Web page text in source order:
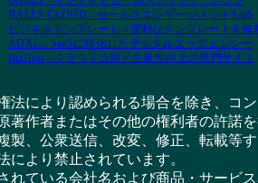
BALES CLOUD - セールスエンゲージメントSaaS
ビジネステンプレート - 便利なテンプレートを無
ADXL - SaaSに特化したデジタルエージェンシー
BizHint - クラウド活用と生産性向上の専門サイト
法により認められる場合を除き、コ
著作者またはその他の権利者の許諾
製、公衆送信、改変、修正、転載等
により禁止されています。
れている会社名および商品・サービ